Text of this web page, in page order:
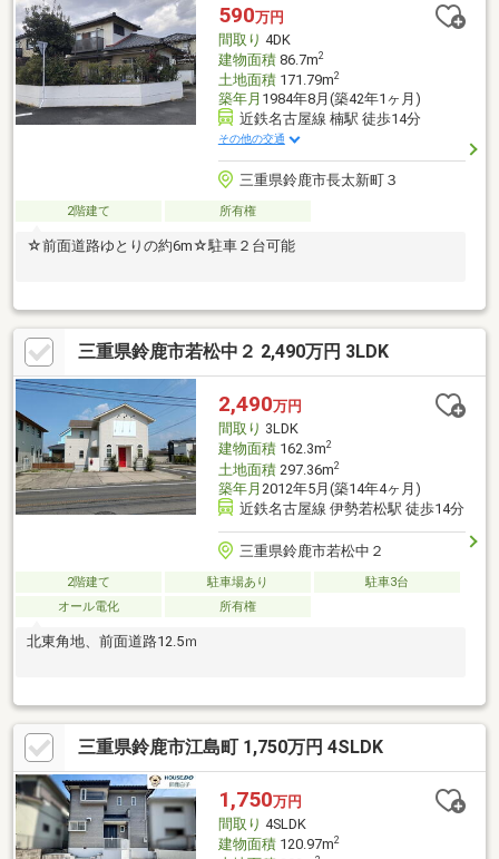
590万円
間取り 4DK
建物面積86.7m2
土地面積171.79m2
築年月 1984年8月(築42年1ヶ月)
近鉄名古屋線 楠駅 徒歩14分
その他の交通
三重県鈴鹿市長太新町３
2階建て 所有権
☆前面道路ゆとりの約6m☆駐車２台可能
三重県鈴鹿市若松中２ 2,490万円 3LDK
2,490万円
間取り 3LDK
建物面積162.3m2
土地面積297.36m2
築年月 2012年5月(築14年4ヶ月)
近鉄名古屋線 伊勢若松駅 徒歩14分
三重県鈴鹿市若松中２
2階建て 駐車場あり
駐車3台
オール電化
所有権
北東角地、前面道路12.5ｍ
三重県鈴鹿市江島町 1,750万円 4SLDK
1,750万円
間取り 4SLDK
建物面積120.97m2